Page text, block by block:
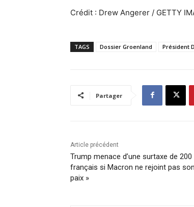
Crédit : Drew Angerer / GETTY
TAGS Dossier Groenland Président
Partager
Article précédent
Trump menace d’une surtaxe de
français si Macron ne rejoint pas
paix »